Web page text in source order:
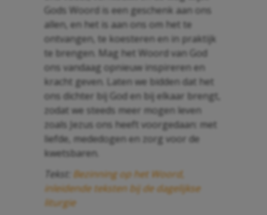
Gods Woord is een geschenk aan ons
allen, en het is aan ons om het te
ontvangen, te koesteren en in praktijk
te brengen. Mag het Woord van God
ons vandaag opnieuw inspireren en
kracht geven. Laten we bidden dat het
ons dichter bij God en bij elkaar brengt,
zodat we steeds meer mogen leven
zoals Jezus ons heeft voorgedaan: met
liefde, mededogen en zorg voor de
kwetsbaren.
Tekst: Bezinning op het Woord,
inleidende teksten bij de dagelijkse
liturgie